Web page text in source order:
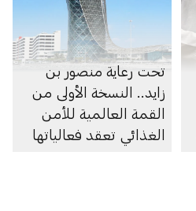
تحت رعاية منصور بن
زايد.. النسخة الأولى من
القمة العالمية للأمن
الغذائي تعقد فعالياتها